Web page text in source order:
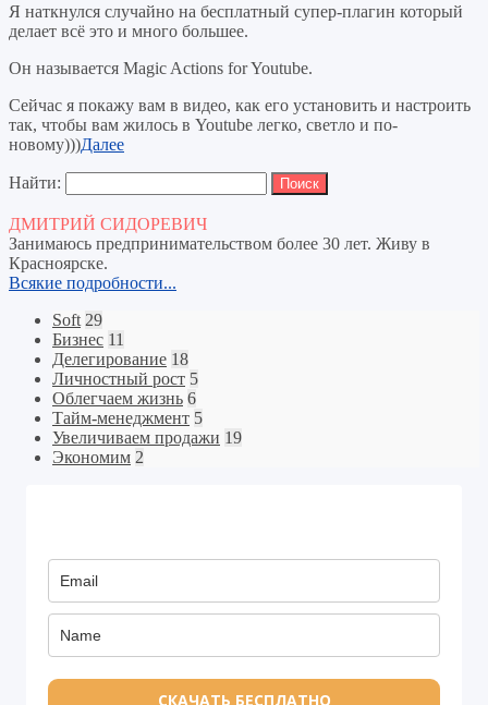
Я наткнулся случайно на бесплатный супер-плагин который
делает всё это и много большее.
Он называется Magic Actions for Youtube.
Сейчас я покажу вам в видео, как его установить и настроить
так, чтобы вам жилось в Youtube легко, светло и по-
новому)))Далее
Найти:
ДМИТРИЙ СИДОРЕВИЧ
Занимаюсь предпринимательством более 30 лет. Живу в
Красноярске.
Всякие подробности...
Soft 29
Бизнес 11
Делегирование 18
Личностный рост 5
Облегчаем жизнь 6
Тайм-менеджмент 5
Увеличиваем продажи 19
Экономим 2
СКАЧАТЬ БЕСПЛАТНО